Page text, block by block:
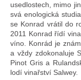
usedlostech, mimo
svá enologická
se Konrad vrátil do
2011 Konrad řídí
víno. Konrád je
a vždy zdokonaluje
Pinot Gris a
lodí vinařství Salwey.